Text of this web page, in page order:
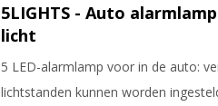
5LIGHTS - Auto
licht
5 LED-alarmlamp voor in de auto:
lichtstanden kunnen worden